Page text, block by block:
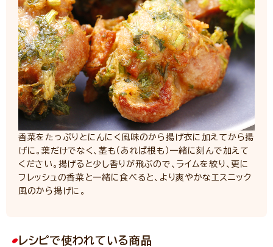
香菜をたっぷりとにんにく風味のから揚げ衣に加えてから揚
げに。葉だけでなく、茎も（あれば根も）一緒に刻んで加えて
ください。揚げると少し香りが飛ぶので、ライムを絞り、更に
フレッシュの香菜と一緒に食べると、より爽やかなエスニック
風のから揚げに。
レシピで使われている商品